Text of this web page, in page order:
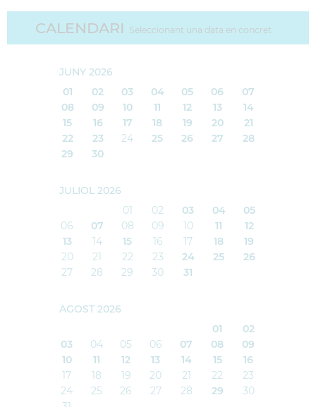
CALENDARI Seleccionant una data en concret
JUNY 2026
01
02 03 04 05 06
07
08
09 10 11 12 13
14
15
16 17 18 19 20
21
22
23 24 25 26 27
28
29
30
JULIOL 2026
01
02 03 04
05
06
07 08 09 10 11
12
13
14 15 16 17 18
19
20
21 22 23 24 25
26
27
28 29 30 31
AGOST 2026
01
02
03
04 05 06 07 08
09
10
11 12 13 14 15
16
17
18 19 20 21 22
23
24
25 26 27 28 29
30